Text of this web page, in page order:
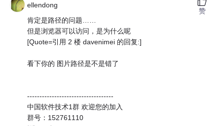
ellendong
肯定是路径的问题……
但是浏览器可以访问，是为什么呢
[Quote=引用 2 楼 davenimei 的回复:]
看下你的 图片路径是不是错了
-----------------------------------
中国软件技术1群 欢迎您的加入
群号：152761110
赞